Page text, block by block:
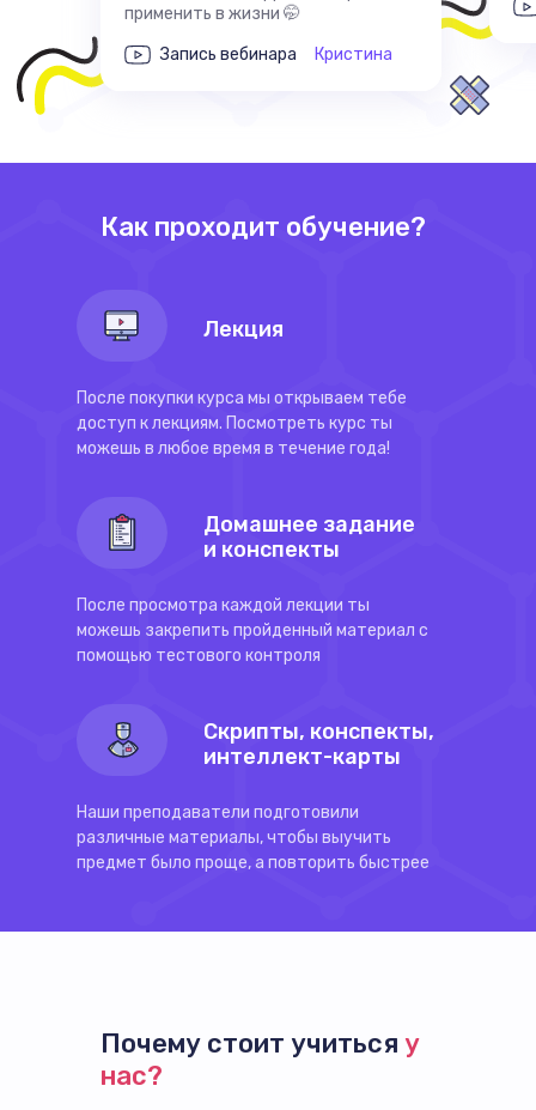
применить в жизни 🤭
Запись вебинара
Кристина
Как проходит обучение?
Лекция
После покупки курса мы открываем тебе
доступ к лекциям. Посмотреть курс ты
можешь в любое время в течение года!
Домашнее задание
и конспекты
После просмотра каждой лекции ты
можешь закрепить пройденный материал с
помощью тестового контроля
Скрипты, конспекты,
интеллект-карты
Наши преподаватели подготовили
различные материалы, чтобы выучить
предмет было проще, а повторить быстрее
Почему стоит учиться у
нас?